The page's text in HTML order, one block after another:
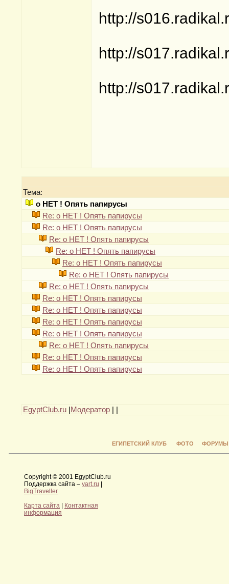
http://
http://
http://
Тема:
о НЕТ ! Опять папирусы
Re: о НЕТ ! Опять папирусы
Re: о НЕТ ! Опять папирусы
Re: о НЕТ ! Опять папирусы
Re: о НЕТ ! Опять папирусы
Re: о НЕТ ! Опять папирусы
Re: о НЕТ ! Опять папирусы
Re: о НЕТ ! Опять папирусы
Re: о НЕТ ! Опять папирусы
Re: о НЕТ ! Опять папирусы
Re: о НЕТ ! Опять папирусы
Re: о НЕТ ! Опять папирусы
Re: о НЕТ ! Опять папирусы
Re: о НЕТ ! Опять папирусы
Re: о НЕТ ! Опять папирусы
EgyptClub.ru Модератор
ЕГИПЕТСКИЙ КЛУБ ФОТО ФОРУМЫ
Copyright © 2001 EgyptClub.ru
Поддержка сайта – yart.ru |
BigTraveller
Карта сайта | Контактная
информация